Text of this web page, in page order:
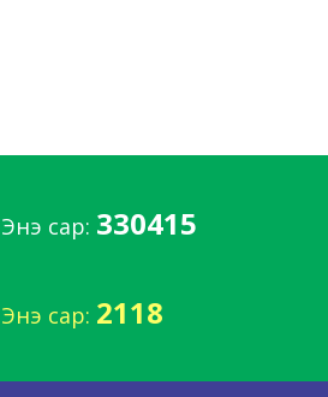
Энэ сар: 330415
Энэ сар: 2118